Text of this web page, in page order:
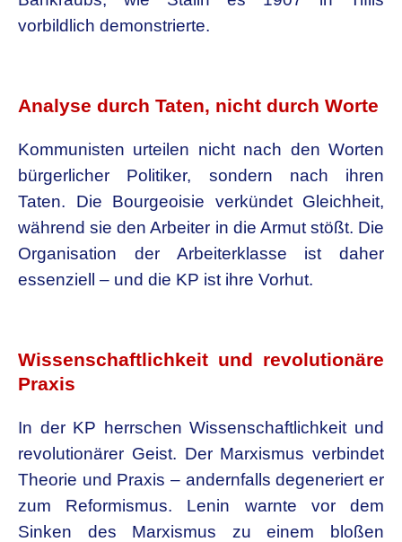
vorbildlich demonstrierte.
Analyse durch Taten, nicht durch Worte
Kommunisten urteilen nicht nach den Worten
bürgerlicher Politiker, sondern nach ihren
Taten. Die Bourgeoisie verkündet Gleichheit,
während sie den Arbeiter in die Armut stößt. Die
Organisation der Arbeiterklasse ist daher
essenziell – und die KP ist ihre Vorhut.
Wissenschaftlichkeit und revolutionäre
Praxis
In der KP herrschen Wissenschaftlichkeit und
revolutionärer Geist. Der Marxismus verbindet
Theorie und Praxis – andernfalls degeneriert er
zum Reformismus. Lenin warnte vor dem
Sinken des Marxismus zu einem bloßen